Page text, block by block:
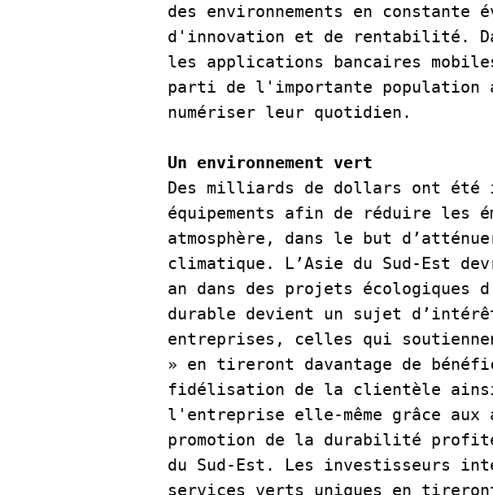
des environnements en
d'innovation et de rentabilité.
les applications bancaires
parti de l'importante
numériser leur quotidien.
Un environnement vert
Des milliards de dollars ont
équipements afin de réduire les
atmosphère, dans le but
climatique. L’Asie du Sud-Est
an dans des projets écologiques
durable devient un sujet
entreprises, celles qui
» en tireront davantage de
fidélisation de la clientèle ainsi
l'entreprise elle-même grâce
promotion de la durabilité
du Sud-Est. Les investisseurs
services verts uniques en